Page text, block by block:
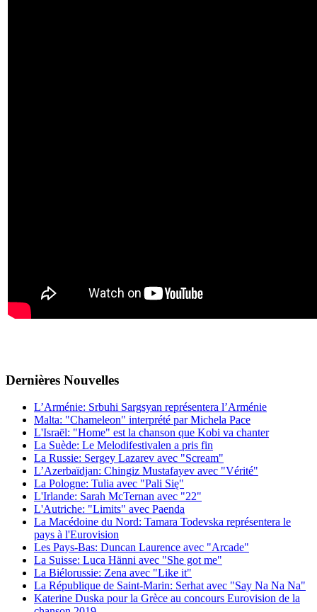
Dernières Νouvelles
L’Arménie: Srbuhi Sargsyan représentera l’Arménie
Malta: "Chameleon" interprété par Michela Pace
L'Israël: "Home" est la chanson que Kobi va chanter
La Suède: Le Melodifestivalen a pris fin
La Russie: Sergey Lazarev avec "Scream"
L’Azerbaïdjan: Chingiz Mustafayev avec "Vérité"
La Pologne: Tulia avec "Pali Się"
L'Irlande: Sarah McTernan avec "22"
L'Autriche: "Limits" avec Paenda
La Macédoine du Nord: Tamara Todevska représentera le
pays à l'Eurovision
Les Pays-Bas: Duncan Laurence avec "Arcade"
La Suisse: Luca Hänni avec "She got me"
La Biélorussie: Zena avec "Like it"
La République de Saint-Marin: Serhat avec "Say Na Na Na"
Katerine Duska pour la Grèce au concours Eurovision de la